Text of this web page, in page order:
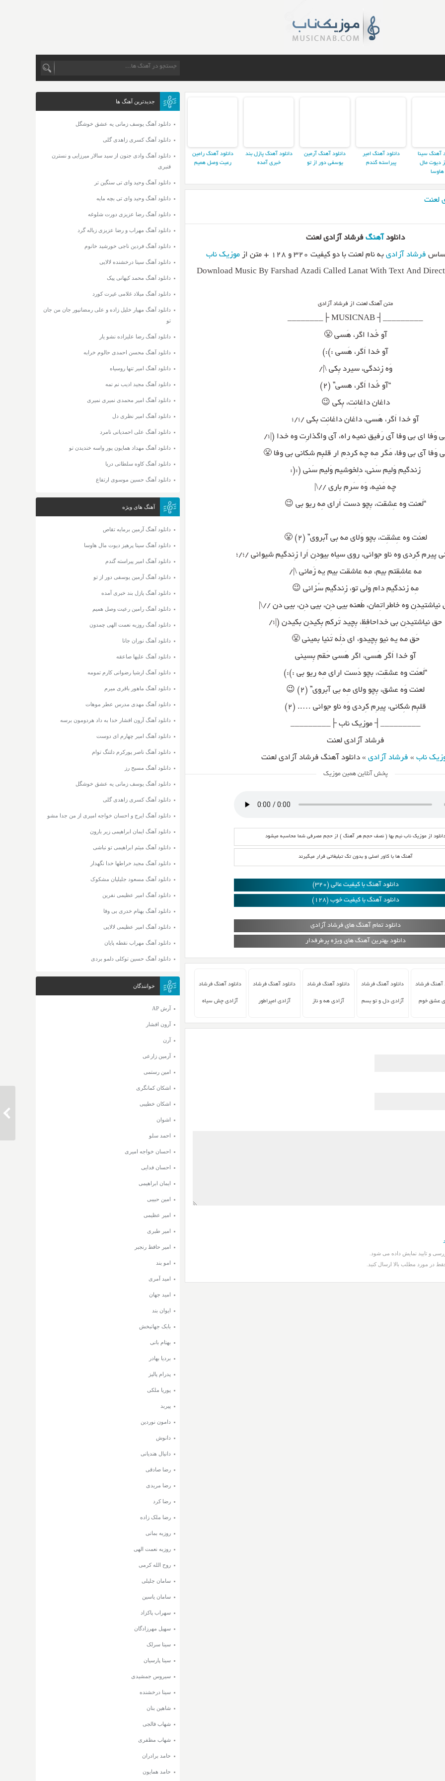
آهنگ سینا
دیوت مال
هاوسا
دانلود آهنگ امیر
پیراسته گندم
دانلود آهنگ آرمین
یوسفی دور از تو
دانلود آهنگ پازل بند
خبری آمده
دانلود آهنگ رامین
رعیت وصل همیم
لعنت
دانلود آهنگ فرشاد آزادی لعنت
فرشاد آزادی به نام لعنت با دو کیفیت ۳۲۰ و ۱۲۸ + متن از
موزیک ناب
Download Music By Farshad Azadi Called Lanat With Text And
متن آهنگ لعنت از فرشاد آزادی
_________┤ MUSICNAB ├________
آو خُدا اگر، هَسی 😤
آو خدا اَگر، هَسی :):)
وَه زِندگی، سیرد بِکی \|/
“آو خُدا اَگر، هسی” (۲)
داغان داغانِت، بِکی 😉
آو خدا اَگر، هَسی، داغان داغانِت بکی /؛/؛
وَفا ای بی وفا آی رَفیق نمیه راه، آی واگذارِت وه خدا (|؛/
وَفا آی بی وفا، مَگر مِه چه کردِم ار قلبِم شِکانی بی وفا 😤
زندگیم وَلیم سَنی، دِلخوشیم وَلیم سَنی (:(:
چه مَنیه، وَه سَرِم باری //\|
“لَعنت وه عِشقت، بِچو دست اَرای مِه ریو بی 😉
لعنَت وه عِشقِت، بچو وَلای مه بی آبروی” (۲) 😤
پیرم کِردی وه ناو جوانی، روی سیاه بیودِن اَرا زِندگیم شیوانی /؛/؛
مه عاشِقتم بیم، مِه عاشقت بیم یه زَمانی \|/
مِه زندگیم دام وَلی تو، زِندگیم سُزانی 😉
نیاشتیدِن وه خاطراتِمان، طَعنه بیی دِن، بیی دِن، بیی دن //\|
حق نیاشتیدِن بی خداحافِظ، بِچید تَرکم بِکیدِن بکیدن (|؛/
حَق مه یه نیو بِچیدو، ای دِلَه تَنیا بمینی 😤
آو خدا اَگر هَسی، اگر هَسی حَقم بِسینی
“لَعنَت وه عشقِت، بچو دَست ارای مِه ریو بی :):)
لعنت وَه عشق، بِچو ولای مِه بی آبروی” (۲) 😉
قلبِم شِکانی، پیرِم کِردی وَه ناو جوانی ….. (۲)
_________┤ موزیک ناب ├_________
فرشاد آزادی لعنت
ناب » فرشاد آزادی »دانلود آهنگ فرشاد آزادی لعنت
پخش آنلاین همین موزیک
دانلود از موزیک ناب نیم بها ( نصف حجم هر آهنگ ) از حجم مصرفی شما محاسبه میشود
آهنگ ها با کاور اصلی و بدون تگ تبلیغاتی قرار میگیرند
دانلود آهنگ با کیفیت عالی (320)
دانلود آهنگ با کیفیت خوب (128)
دانلود تمام آهنگ های فرشاد آزادی
دانلود بهترین آهنگ های ویژه پرطرفدار
آهنگ فرشاد
عشق خوم
دانلود آهنگ فرشاد
آزادی دل و تو بسم
دانلود آهنگ فرشاد
آزادی هه و ناز
دانلود آهنگ فرشاد
آزادی امپراطور
دانلود آهنگ فرشاد
آزادی چش سیاه
و تایید نمایش داده می شود.
در مورد مطلب بالا ارسال کنید.
جدیدترین آهنگ ها
دانلود آهنگ یوسف زمانی یه عشق خوشگل
دانلود آهنگ کسری زاهدی گلی
دانلود آهنگ وادی جنون از سید سالار میرزایی و نسترن
قنبری
دانلود آهنگ وحید وای تی سنگین تر
دانلود آهنگ وحید وای تی بچه مایه
دانلود آهنگ رضا عزیزی دورت شلوغه
دانلود آهنگ مهراب و رضا عزیزی زباله گرد
دانلود آهنگ فردین ناجی خورشید خانوم
دانلود آهنگ سینا درخشنده لالایی
دانلود آهنگ محمد کیهانی پیک
دانلود آهنگ میلاد غلامی غیرت کورد
دانلود آهنگ مهیار خلیل زاده و علی رمضانپور جان من جان
تو
دانلود آهنگ رضا علیزاده نشو یار
دانلود آهنگ محسن احمدی حالوم خرابه
دانلود آهنگ امیر تنها روسیاه
دانلود آهنگ مجید ادیب نم نمه
دانلود آهنگ امیر محمدی نمیری نمیری
دانلود آهنگ امیر نظری دل
دانلود آهنگ علی احمدیانی نامرد
دانلود آهنگ مهداد همایون پور واسه خندیدن تو
دانلود آهنگ کاوه سلطانی دریا
دانلود آهنگ حسین موسوی ارتفاع
آهنگ های ویژه
دانلود آهنگ آرمین برمایه تقاص
دانلود آهنگ سینا پرهیز دیوت مال هاوسا
دانلود آهنگ امیر پیراسته گندم
دانلود آهنگ آرمین یوسفی دور از تو
دانلود آهنگ پازل بند خبری آمده
دانلود آهنگ رامین رعیت وصل همیم
دانلود آهنگ روزبه نعمت الهی چمدون
دانلود آهنگ نوران جانا
دانلود آهنگ علیها صاعقه
دانلود آهنگ ارشیا رضوانی کارم تمومه
دانلود آهنگ ماهور باقری میرم
دانلود آهنگ مهدی مدرس عطر موهات
دانلود آهنگ آرون افشار خدا به داد هردومون برسه
دانلود آهنگ امیر چهارم ای دوست
دانلود آهنگ ناصر پورکرم دلتنگ توام
دانلود آهنگ مسیح رز
دانلود آهنگ یوسف زمانی یه عشق خوشگل
دانلود آهنگ کسری زاهدی گلی
دانلود آهنگ ایرج و احسان خواجه امیری از من جدا مشو
دانلود آهنگ ایمان ابراهیمی زیر بارون
دانلود آهنگ میثم ابراهیمی تو نباشی
دانلود آهنگ مجید خراطها خدا نگهدار
دانلود آهنگ مسعود جلیلیان مشکوک
دانلود آهنگ امیر عظیمی نفرین
دانلود آهنگ بهنام خدری بی وفا
دانلود آهنگ امیر عظیمی لالایی
دانلود آهنگ مهراب نقطه پایان
دانلود آهنگ حسین توکلی دلمو بردی
خوانندگان
آرش AP
آرون افشار
آرن
آرمین زارعی
امین رستمی
اشکان کمانگری
اشکان خطیبی
اشوان
احمد سلو
احسان خواجه امیری
احسان فدایی
ایمان ابراهیمی
امین حبیبی
امیر عظیمی
امیر طبری
امیر حافظ رنجبر
امو بند
امید آمری
امید جهان
ایوان بند
بابک جهانبخش
بهنام بانی
بردیا بهادر
پدرام پالیز
پوریا ملکی
پیربد
دامون نوردین
دانوش
دانیال هندیانی
رضا صادقی
رضا مریدی
رضا کرد
رضا ملک زاده
روزبه بمانی
روزبه نعمت الهی
روح الله کرمی
سامان جلیلی
سامان یاسین
سهراب پاکزاد
سهیل مهرزادگان
سینا سرلک
سینا پارسیان
سیروس جمشیدی
سینا درخشنده
شاهین بنان
شهاب فالجی
شهاب مظفری
حامد برادران
حامد همایون